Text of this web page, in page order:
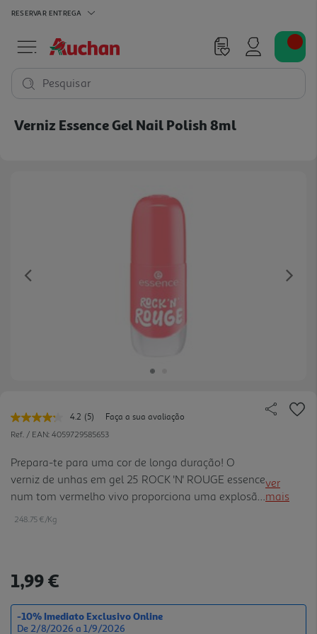
RESERVAR ENTREGA
Pesquisar
Verniz Essence Gel Nail Polish 8ml
Previous
4.2 Leu
5
para
a
mesma
página.
(5)
Faça a sua avaliação
Ref. / EAN: 4059729585653
Prepara-te para uma cor de longa duração! O
verniz de unhas em gel 25 ROCK 'N' ROUGE essence
num tom vermelho vivo proporciona uma explosão
de perfeição brilhante num acabamento radiante.
rapidamente, criando uma cor intensa e um brilho
pincel inovador abraça a forma natural da unha
ver
mais
248.75 €/Kg
1,99 €
-10% Imediato Exclusivo Online
De 2/8/2026 a 1/9/2026